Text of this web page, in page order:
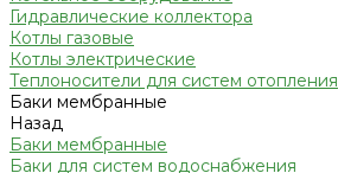
Гидравлические коллектора
Котлы газовые
Котлы электрические
Теплоносители для систем отопления
Баки мембранные
Назад
Баки мембранные
Баки для систем водоснабжения